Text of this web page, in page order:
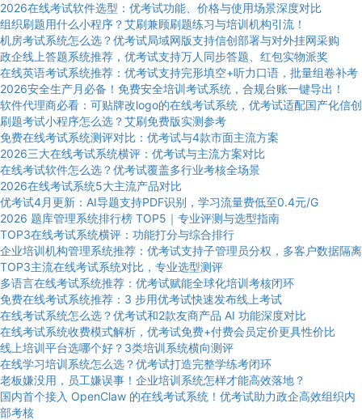
2026在线考试软件选型：优考试功能、价格与使用场景深度对比
组织刷题用什么小程序？艾刷兼顾刷题练习与培训机构引流！
机房考试系统怎么选？优考试局域网版支持信创部署与对外挂网采购
政企线上答题系统推荐，优考试支持万人同步答题、红包实物派奖
在线英语考试系统推荐：优考试支持完形填空+听力口语，批量组卷补考
2026安全生产月必备！免费安全培训考试系统，合规台账一键导出！
软件代理商必看：可贴牌改logo的在线考试系统，优考试适配国产化信创
刷题考试小程序怎么选？艾刷免费版实测参考
免费在线考试系统测评对比：优考试与4款市面主流方案
2026三大在线考试系统横评：优考试与主流方案对比
在线考试软件怎么选？优考试覆盖多行业考核全场景
2026在线考试系统5大主流产品对比
优考试4月更新：AI导题支持PDF识别，学习流量费低至0.4元/G
2026 题库管理系统排行榜 TOP5｜专业评测与选型指南
TOP3在线考试系统横评：功能打分与综合排行
企业培训机构管理系统推荐：优考试支持子管理员分权，多客户数据隔离
TOP3主流在线考试系统对比，专业选型测评
多语言在线考试系统推荐：优考试赋能全球化培训考核闭环
免费在线考试系统推荐：3 步用优考试快速发布线上考试
在线考试系统怎么选？优考试和2款友商产品 AI 功能深度对比
在线考试系统收费模式解析，优考试免费+付费会员定价更具性价比
线上培训平台选哪个好？3类培训系统横向测评
在线学习培训系统怎么选？优考试打造完整学练考闭环
老板嫌没用，员工嫌误事！企业培训系统怎样才能高效落地？
国内首个接入 OpenClaw 的在线考试系统！优考试助力政企高效组织内
部考核